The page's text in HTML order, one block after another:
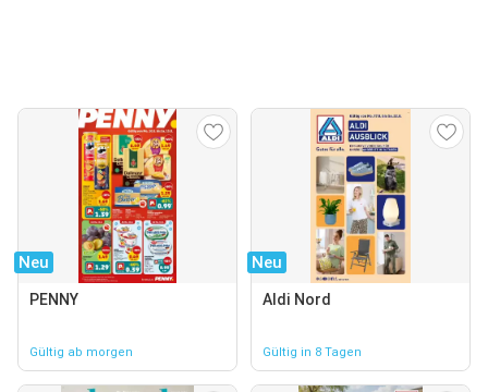
Neu
PENNY
Gültig ab morgen
Neu
Aldi Nord
Gültig in 8 Tagen